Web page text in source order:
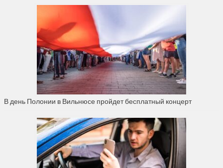
В день Полонии в Вильнюсе пройдет бесплатный концерт